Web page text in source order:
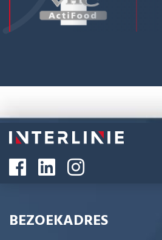
BEZOEKADRES